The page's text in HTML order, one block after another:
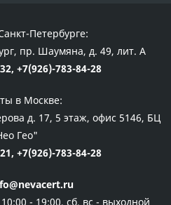
Петербурге:
пр. Шаумяна, д. 49, лит. А
+7(926)-783-84-28
в Москве:
д. 17, 5 этаж, офис 5146, БЦ
Гео"
+7(926)-783-84-28
- 19:00, сб, вс - выходной